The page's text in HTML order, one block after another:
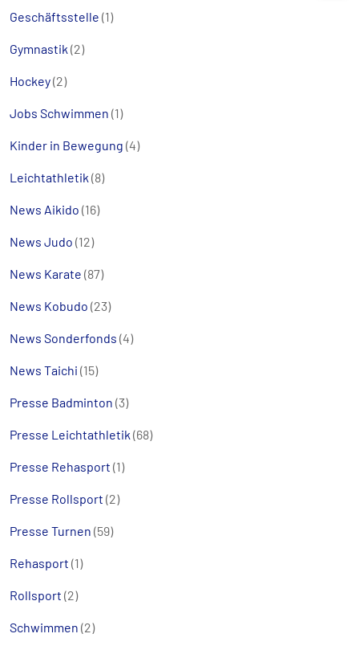
Geschäftsstelle (1)
Gymnastik (2)
Hockey(2)
Jobs Schwimmen (1)
Kinder in Bewegung (4)
Leichtathletik (8)
News Aikido (16)
News Judo (12)
News Karate (87)
News Kobudo (23)
News Sonderfonds (4)
News Taichi (15)
Presse Badminton (3)
Presse Leichtathletik (68)
Presse Rehasport (1)
Presse Rollsport (2)
Presse Turnen (59)
Rehasport (1)
Rollsport (2)
Schwimmen (2)